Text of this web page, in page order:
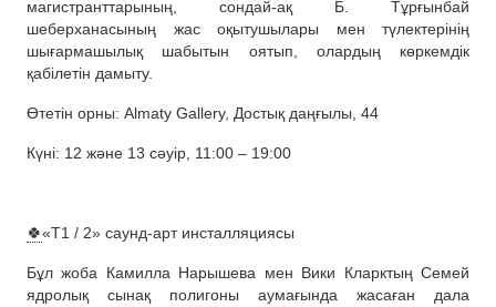
магистранттарының, сондай-ақ Б. Тұрғынбай
шеберханасының жас оқытушылары мен түлектерінің
шығармашылық шабытын оятып, олардың көркемдік
қабілетін дамыту.
Өтетін орны: Almaty Gallery, Достық даңғылы, 44
Күні: 12 және 13 сәуір, 11:00 – 19:00
🍀«T1 / 2» саунд-арт инсталляциясы
Бұл жоба Камилла Нарышева мен Вики Кларктың Семей
ядролық сынақ полигоны аумағында жасаған дала